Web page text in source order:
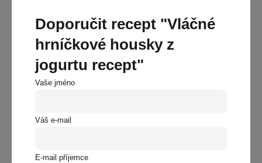
Doporučit recept "Vláčné
hrníčkové housky z
jogurtu recept"
Vaše jméno
Váš e-mail
E-mail příjemce